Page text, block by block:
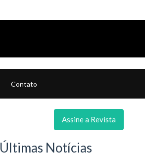
Contato
Assine a Revista
Últimas Notícias